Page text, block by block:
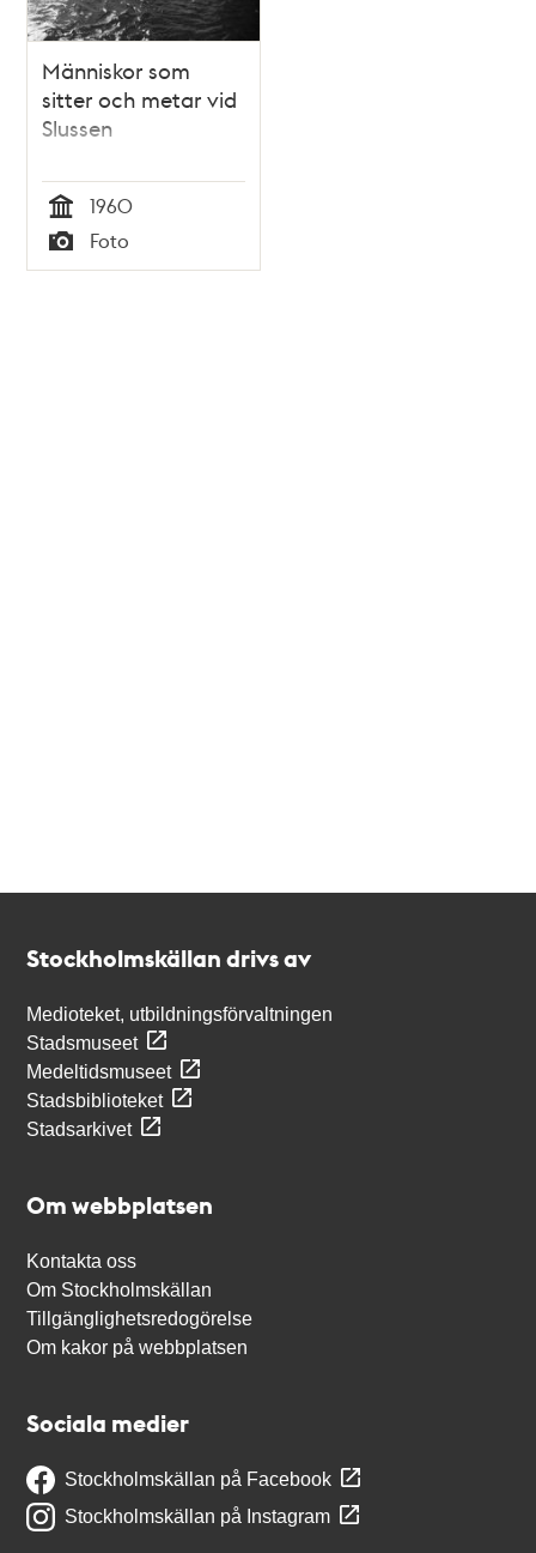
Människor som
sitter och metar vid
Slussen
Tid
1960
Typ
Foto
Stockholmskällan drivs av
Medioteket, utbildningsförvaltningen
Stadsmuseet
Medeltidsmuseet
Stadsbiblioteket
Stadsarkivet
Om webbplatsen
Kontakta oss
Om Stockholmskällan
Tillgänglighetsredogörelse
Om kakor på webbplatsen
Sociala medier
Stockholmskällan på Facebook
Stockholmskällan på Instagram